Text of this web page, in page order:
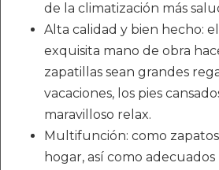
de la climatización más
Alta calidad y bien hecho:
exquisita mano de obra
zapatillas sean grandes
vacaciones, los pies
maravilloso relax.
Multifunción: como
hogar, así como